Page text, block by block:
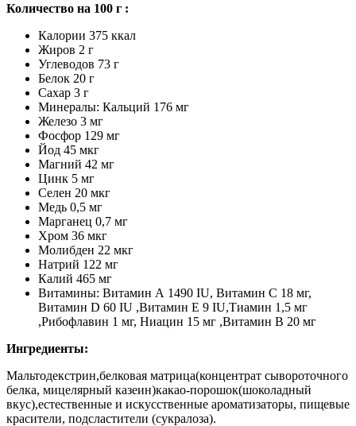
Количество на 100 г :
Калории 375 ккал
Жиров 2 г
Углеводов 73 г
Белок 20 г
Сахар 3 г
Минералы: Кальций 176 мг
Железо 3 мг
Фосфор 129 мг
Йод 45 мкг
Магний 42 мг
Цинк 5 мг
Селен 20 мкг
Медь 0,5 мг
Марганец 0,7 мг
Хром 36 мкг
Молибден 22 мкг
Натрий 122 мг
Калий 465 мг
Витамины: Витамин А 1490 IU, Витамин C 18 мг,
Витамин D 60 IU ,Витамин E 9 IU,Тиамин 1,5 мг
,Рибофлавин 1 мг, Ниацин 15 мг ,Витамин В 20 мг
Ингредиенты:
Мальтодекстрин,белковая матрица(концентрат сывороточного
белка, мицелярный казеин)какао-порошок(шоколадный
вкус),естественные и искусственные ароматизаторы, пищевые
красители, подсластители (сукралоза).